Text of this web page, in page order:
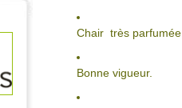
Chair très
Bonne vigueur.